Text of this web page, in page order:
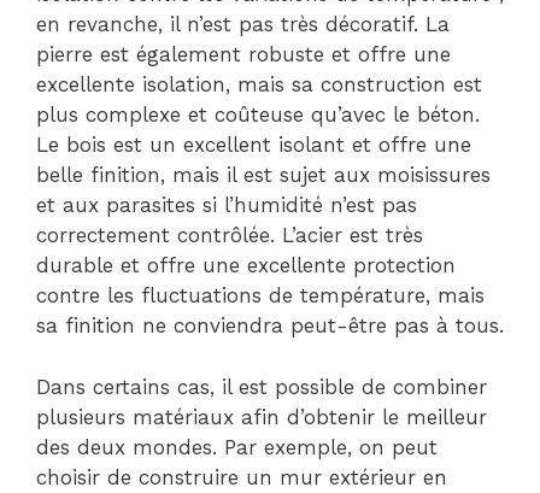
en revanche, il n’est pas très décoratif. La
pierre est également robuste et offre une
excellente isolation, mais sa construction est
plus complexe et coûteuse qu’avec le béton.
Le bois est un excellent isolant et offre une
belle finition, mais il est sujet aux moisissures
et aux parasites si l’humidité n’est pas
correctement contrôlée. L’acier est très
durable et offre une excellente protection
contre les fluctuations de température, mais
sa finition ne conviendra peut-être pas à tous.
Dans certains cas, il est possible de combiner
plusieurs matériaux afin d’obtenir le meilleur
des deux mondes. Par exemple, on peut
choisir de construire un mur extérieur en